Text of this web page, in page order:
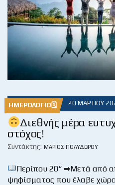
ΗΜΕΡΟΛΌΓΙΟ🗓 20 ΜΑΡΤΊΟΥ
Διεθνής μέρα
στόχος!
Συντάκτης: ΜΆΡΙΟΣ ΠΟΛΥΔΏΡΟΥ
Περίπου 20“ ➡Μετά από
ψηφίσματος που έλαβε